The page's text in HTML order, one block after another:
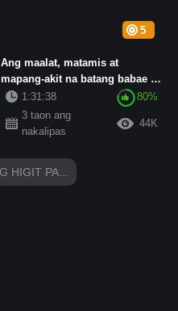
5
Ang maalat, matamis at
mapang-akit na batang babae sa
elementarya ay may marubdob
1:31:38
80%
3 taon ang
nakalipas
44K
HIGIT PA...